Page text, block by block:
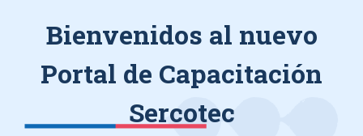
Bienvenidos al nuevo
Portal de Capacitación
Sercotec